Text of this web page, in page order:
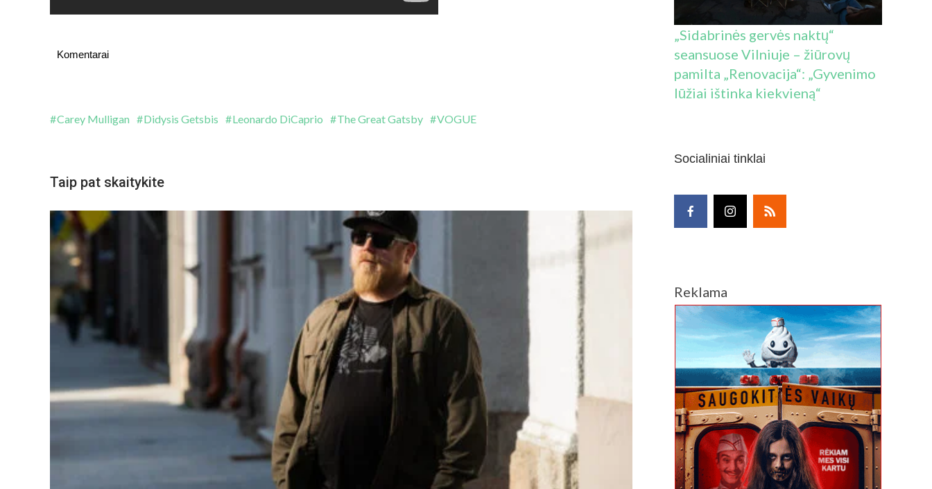
Komentarai
Carey Mulligan Didysis Getsbis Leonardo DiCaprio The Great Gatsby VOGUE
Taip pat skaitykite
„Sidabrinės gervės naktų“
seansuose Vilniuje – žiūrovų
pamilta „Renovacija“: „Gyvenimo
lūžiai ištinka kiekvieną“
Socialiniai tinklai
Reklama